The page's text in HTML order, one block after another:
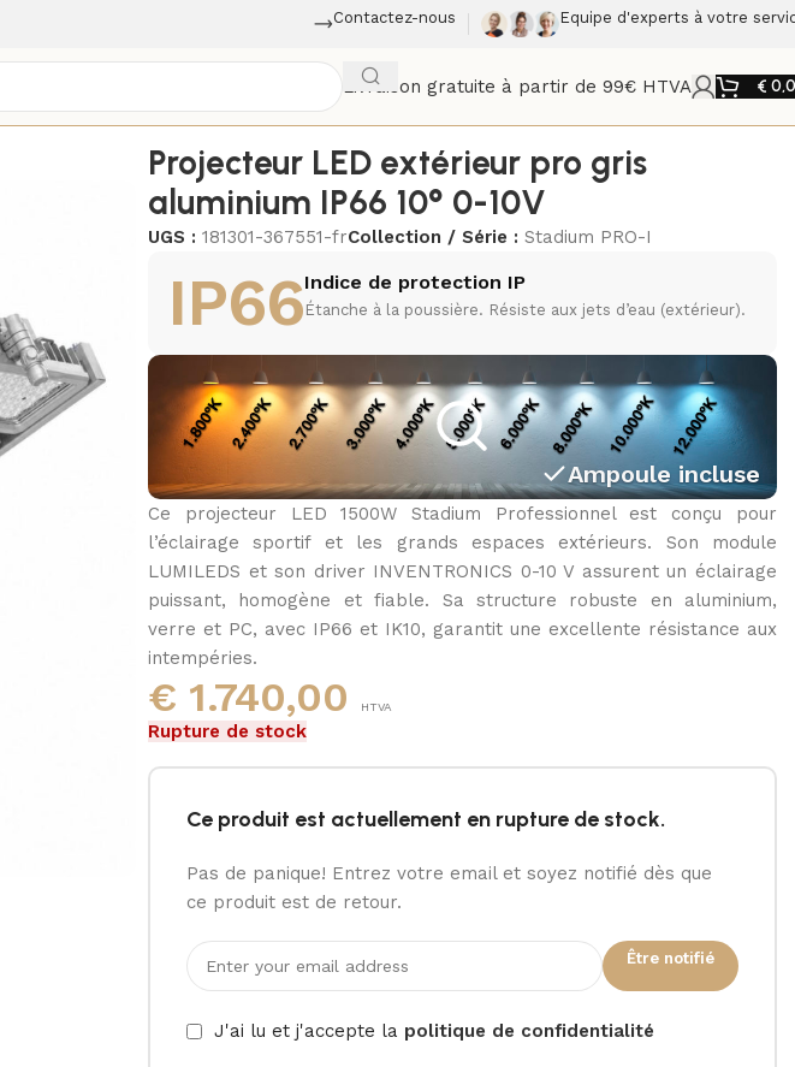
Contactez-nous Equipe d'experts à votre
Livraison gratuite à partir de 99€ HTVA €
Projecteur LED extérieur pro gris
aluminium IP66 10° 0-10V
UGS :181301-367551-frCollection / Série :Stadium PRO-I
IP66Indice de protection IP
Étanche à la poussière. Résiste aux jets d’eau (extérieur).
5000K
Ampoule incluse
Ce projecteur LED 1500W Stadium Professionnel est conçu pour
l’éclairage sportif et les grands espaces extérieurs. Son module
LUMILEDS et son driver INVENTRONICS 0-10 V assurent un éclairage
puissant, homogène et fiable. Sa structure robuste en aluminium,
verre et PC, avec IP66 et IK10, garantit une excellente résistance aux
intempéries.
€ 1.740,00 HTVA
Rupture de stock
Ce produit est actuellement en rupture de stock.
Pas de panique! Entrez votre email et soyez notifié dès que
ce produit est de retour.
Être notifié
J'ai lu et j'accepte la politique de confidentialité